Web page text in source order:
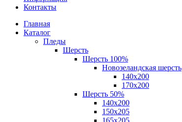
Контакты
Главная
Каталог
Пледы
Шерсть
Шерсть 100%
Новозеландская шерсть
140х200
170x200
Шерсть 50%
140x200
150х205